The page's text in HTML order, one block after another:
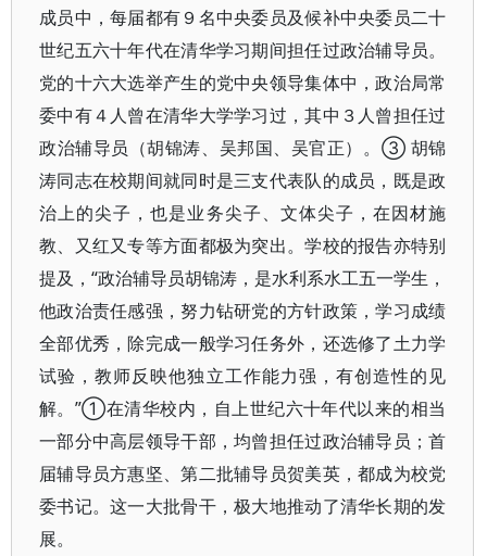
成员中，每届都有９名中央委员及候补中央委员二十
世纪五六十年代在清华学习期间担任过政治辅导员。
党的十六大选举产生的党中央领导集体中，政治局常
委中有４人曾在清华大学学习过，其中３人曾担任过
政治辅导员（胡锦涛、吴邦国、吴官正）。③ 胡锦
涛同志在校期间就同时是三支代表队的成员，既是政
治上的尖子，也是业务尖子、文体尖子，在因材施
教、又红又专等方面都极为突出。学校的报告亦特别
提及，“政治辅导员胡锦涛，是水利系水工五一学生，
他政治责任感强，努力钻研党的方针政策，学习成绩
全部优秀，除完成一般学习任务外，还选修了土力学
试验，教师反映他独立工作能力强，有创造性的见
解。”①在清华校内，自上世纪六十年代以来的相当
一部分中高层领导干部，均曾担任过政治辅导员；首
届辅导员方惠坚、第二批辅导员贺美英，都成为校党
委书记。这一大批骨干，极大地推动了清华长期的发
展。